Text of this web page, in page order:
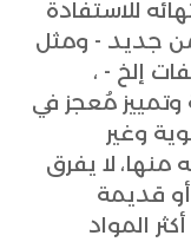
للاستفادة
من جديد - ومثل
إلخ - ،
مُعجز في
وغير
منها، لا يفرق
قديمة
المواد